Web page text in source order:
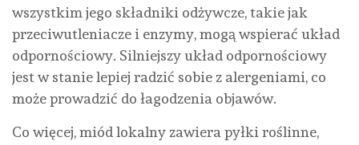
wszystkim jego składniki odżywcze, takie jak
przeciwutleniacze i enzymy, mogą wspierać układ
odpornościowy. Silniejszy układ odpornościowy
jest w stanie lepiej radzić sobie z alergeniami, co
może prowadzić do łagodzenia objawów.
Co więcej, miód lokalny zawiera pyłki roślinne,